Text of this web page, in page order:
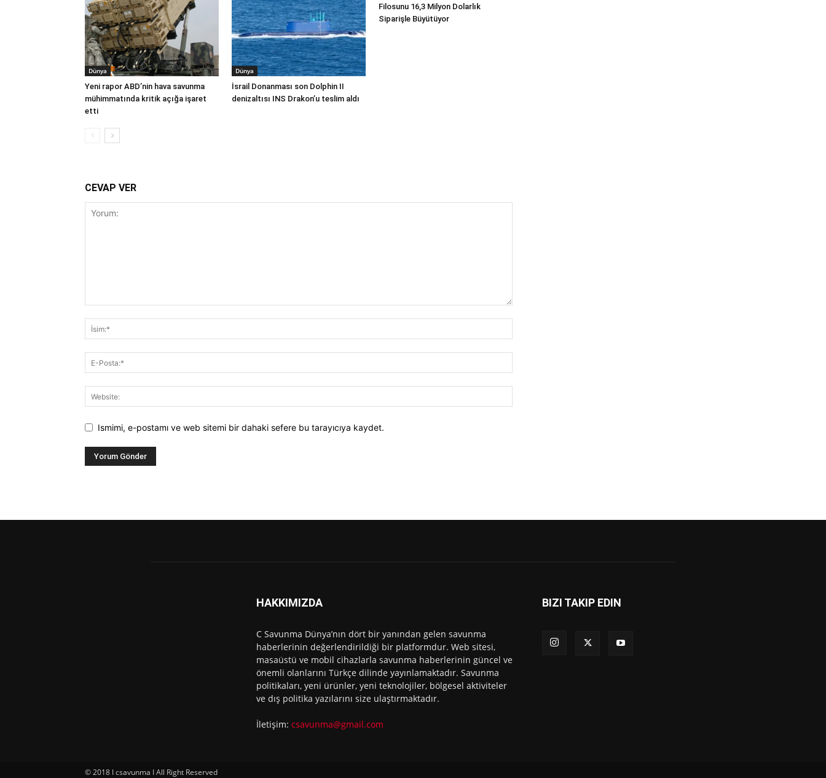
Dünya
Yeni rapor ABD’nin hava savunma
mühimmatında kritik açığa işaret
etti
Dünya
İsrail Donanması son Dolphin II
denizaltısı INS Drakon’u teslim aldı
Filosunu 16,3 Milyon Dolarlık
Siparişle Büyütüyor
CEVAP VER
Ismimi, e-postamı ve web sitemi bir dahaki sefere bu tarayıcıya kaydet.
HAKKIMIZDA
C Savunma Dünya’nın dört bir yanından gelen savunma
haberlerinin değerlendirildiği bir platformdur. Web sitesi,
masaüstü ve mobil cihazlarla savunma haberlerinin güncel ve
önemli olanlarını Türkçe dilinde yayınlamaktadır. Savunma
politikaları, yeni ürünler, yeni teknolojiler, bölgesel aktiviteler
ve dış politika yazılarını size ulaştırmaktadır.
İletişim: csavunma@gmail.com
BIZI TAKIP EDIN
© 2018 I csavunma I All Right Reserved